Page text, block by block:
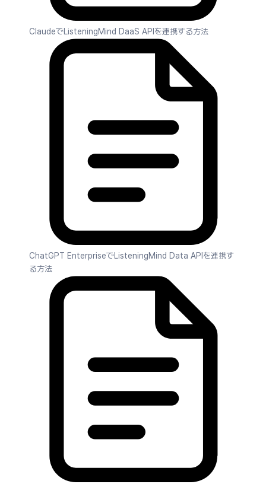
ClaudeでListeningMind DaaS APIを連携する方法
ChatGPT EnterpriseでListeningMind Data APIを連携す
る方法